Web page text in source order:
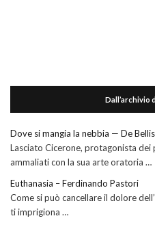
Dall’archivio
Dove si mangia la nebbia — De
Lasciato Cicerone, protagonista dei
ammaliati con la sua arte oratoria …
Euthanasia – Ferdinando Pastori
Come si può cancellare il dolore
ti imprigiona …